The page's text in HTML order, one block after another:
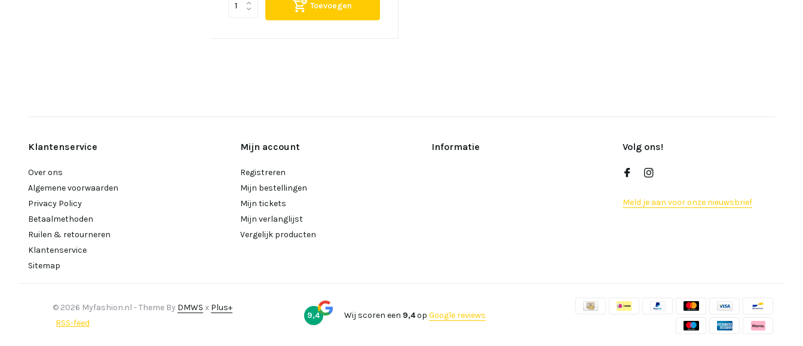
Toevoegen
Klantenservice
Over ons
Algemene voorwaarden
Privacy Policy
Betaalmethoden
Ruilen & retourneren
Klantenservice
Sitemap
Mijn account
Registreren
Mijn bestellingen
Mijn tickets
Mijn verlanglijst
Vergelijk producten
Informatie Volg ons!
Meld je aan voor onze nieuwsbrief
© 2026 Myfashion.nl - Theme By DMWS x Plus+
RSS-feed
9,4 Wij scoren een 9,4op Google reviews